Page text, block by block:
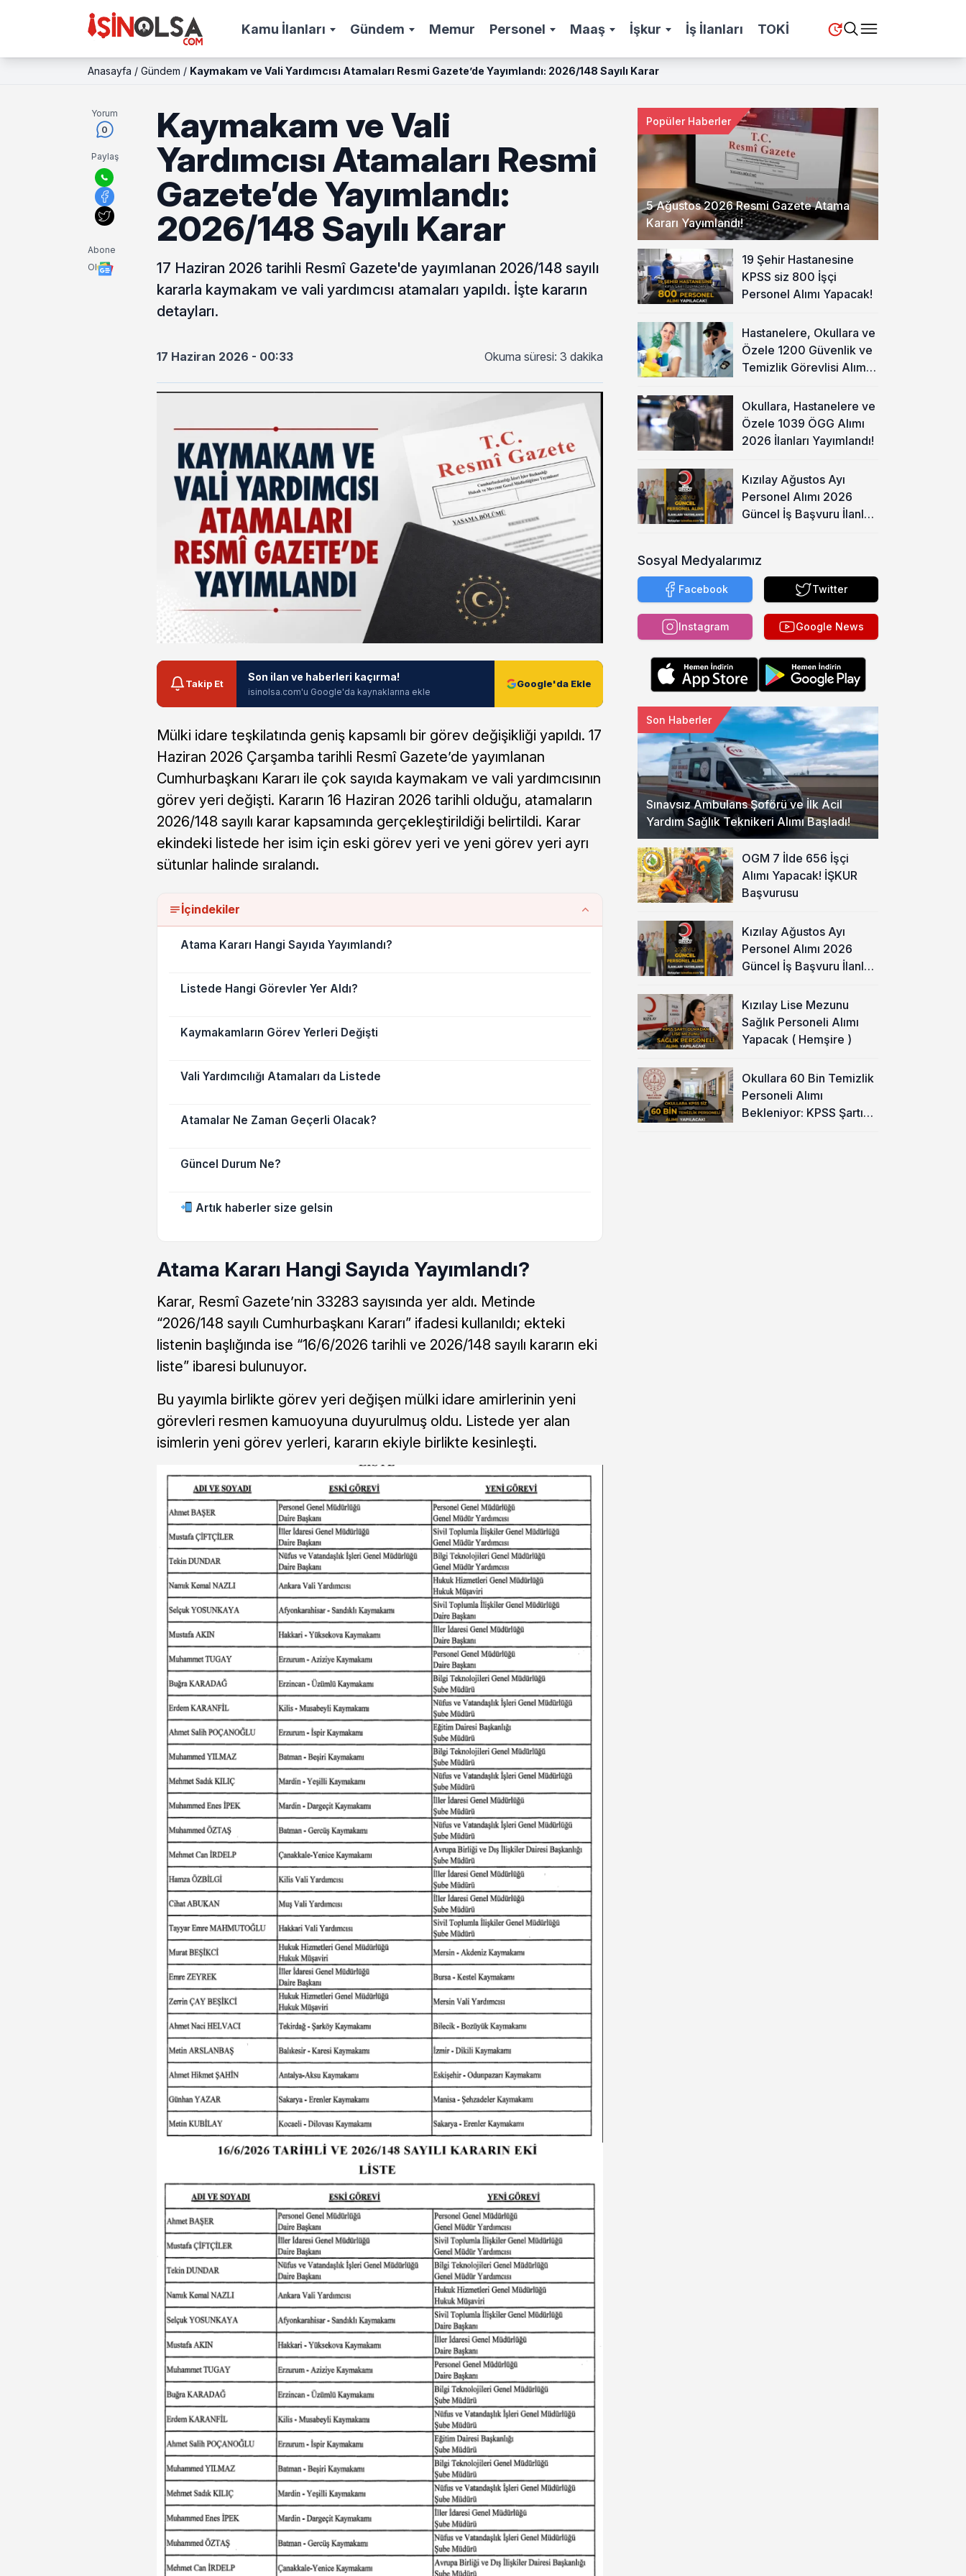
Kamu İlanları Gündem Memur Personel Maaş İşkur İş İlanları TOKİ
Anasayfa / Gündem / Kaymakam ve Vali Yardımcısı Atamaları Resmi Gazete’de Yayımlandı: 2026/148 Sayılı Karar
Yorum
0
Paylaş
Abone
Ol
Kaymakam ve Vali
Yardımcısı Atamaları Resmi
Gazete’de Yayımlandı:
2026/148 Sayılı Karar
17 Haziran 2026 tarihli Resmî Gazete'de yayımlanan 2026/148 sayılı
kararla kaymakam ve vali yardımcısı atamaları yapıldı. İşte kararın
detayları.
17 Haziran 2026 - 00:33 Okuma süresi: 3 dakika
Takip Et
Son ilan ve haberleri kaçırma!
isinolsa.com'u Google'da kaynaklarına ekle
Google'da Ekle
Mülki idare teşkilatında geniş kapsamlı bir görev değişikliği yapıldı. 17
Haziran 2026 Çarşamba tarihli Resmî Gazete’de yayımlanan
Cumhurbaşkanı Kararı ile çok sayıda kaymakam ve vali yardımcısının
görev yeri değişti. Kararın 16 Haziran 2026 tarihli olduğu, atamaların
2026/148 sayılı karar kapsamında gerçekleştirildiği belirtildi. Karar
ekindeki listede her isim için eski görev yeri ve yeni görev yeri ayrı
sütunlar halinde sıralandı.
İçindekiler
Atama Kararı Hangi Sayıda Yayımlandı?
Listede Hangi Görevler Yer Aldı?
Kaymakamların Görev Yerleri Değişti
Vali Yardımcılığı Atamaları da Listede
Atamalar Ne Zaman Geçerli Olacak?
Güncel Durum Ne?
Artık haberler size gelsin
Atama Kararı Hangi Sayıda Yayımlandı?
Karar, Resmî Gazete’nin 33283 sayısında yer aldı. Metinde
“2026/148 sayılı Cumhurbaşkanı Kararı” ifadesi kullanıldı; ekteki
listenin başlığında ise “16/6/2026 tarihli ve 2026/148 sayılı kararın eki
liste” ibaresi bulunuyor.
Bu yayımla birlikte görev yeri değişen mülki idare amirlerinin yeni
görevleri resmen kamuoyuna duyurulmuş oldu. Listede yer alan
isimlerin yeni görev yerleri, kararın ekiyle birlikte kesinleşti.
5 Ağustos 2026 Resmi Gazete Atama
Kararı Yayımlandı!
Popüler Haberler
19 Şehir Hastanesine
KPSS siz 800 İşçi
Personel Alımı Yapacak!
Hastanelere, Okullara ve
Özele 1200 Güvenlik ve
Temizlik Görevlisi Alımı
Okullara, Hastanelere ve
Özele 1039 ÖGG Alımı
2026 İlanları Yayımlandı!
Kızılay Ağustos Ayı
Personel Alımı 2026
Güncel İş Başvuru İlanları
Sosyal Medyalarımız
Facebook Twitter
Instagram Google News
Sınavsız Ambulans Şoförü ve İlk Acil
Yardım Sağlık Teknikeri Alımı Başladı!
Son Haberler
OGM 7 İlde 656 İşçi
Alımı Yapacak! İŞKUR
Başvurusu
Kızılay Ağustos Ayı
Personel Alımı 2026
Güncel İş Başvuru İlanları
Kızılay Lise Mezunu
Sağlık Personeli Alımı
Yapacak ( Hemşire )
Okullara 60 Bin Temizlik
Personeli Alımı
Bekleniyor: KPSS Şartı